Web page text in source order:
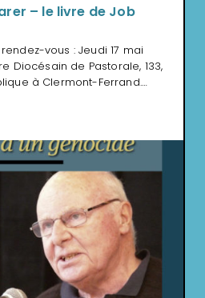
– le livre de Job
vous : Jeudi 17 mai
Diocésain de Pastorale, 133,
à Clermont-Ferrand.…